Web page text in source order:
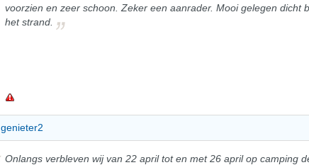
voorzien en zeer schoon. Zeker een aanrader. Mooi gelegen dicht
het strand.
genieter2
Onlangs verbleven wij van 22 april tot en met 26 april op camping